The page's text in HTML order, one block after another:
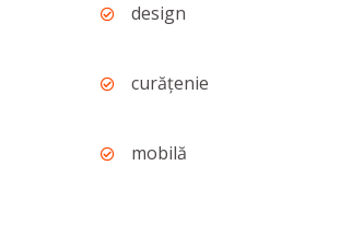
design
curățenie
mobilă